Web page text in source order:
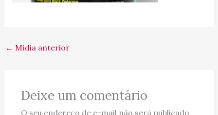
← Mídia anterior
Deixe um comentário
O seu endereço de e-mail não será publicado.